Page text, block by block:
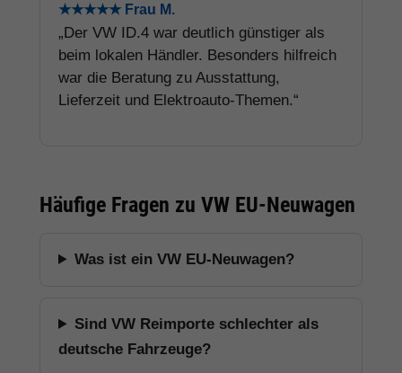
★★★★★ Frau M.
„Der VW ID.4 war deutlich günstiger als
beim lokalen Händler. Besonders hilfreich
war die Beratung zu Ausstattung,
Lieferzeit und Elektroauto-Themen.“
Häufige Fragen zu VW EU-Neuwagen
Was ist ein VW EU-Neuwagen?
Sind VW Reimporte schlechter als
deutsche Fahrzeuge?